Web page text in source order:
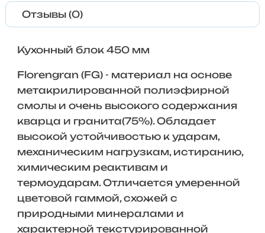
Отзывы (0)
Кухонный блок 450 мм
Florengran (FG) - материал на основе
метакрилированной полиэфирной
смолы и очень высокого содержания
кварца и гранита(75%). Обладает
высокой устойчивостью к ударам,
механическим нагрузкам, истиранию,
химическим реактивам и
термоударам. Отличается умеренной
цветовой гаммой, схожей с
природными минералами и
характерной текстурированной